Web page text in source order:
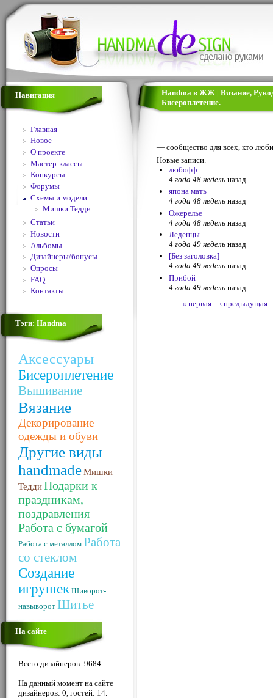
Навигация
Главная
Новое
О проекте
Мастер-классы
Конкурсы
Форумы
Схемы и модели
Мишки Тедди
Статьи
Новости
Альбомы
Дизайнеры/бонусы
Опросы
FAQ
Контакты
Тэги: Handma
Аксессуары
Бисероплетение
Вышивание
Вязание
Декорирование
одежды и обуви
Другие виды
handmadeМишки
ТеддиПодарки к
праздникам,
поздравления
Работа с бумагой
Работа с металлом Работа
со стеклом
Создание
игрушек Шиворот-
навыворот Шитье
На сайте
Всего дизайнеров: 9684
На данный момент на сайте
дизайнеров: 0, гостей: 14.
Handma в ЖЖ | Вязание,
Бисероплетение.
— сообщество для всех, кто
Новые записи.
любофф..
4 года 48 недель назад
япона мать
4 года 48 недель назад
Ожерелье
4 года 48 недель назад
Леденцы
4 года 49 недель назад
[Без заголовка]
4 года 49 недель назад
Прибой
4 года 49 недель назад
« первая
‹ предыдущая